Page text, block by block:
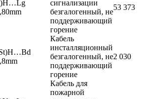
сигнализации
безгалогенный, не
поддерживающий
горение
53 373
Кабель
инсталляционный
безгалогенный, не
поддерживающий
горение
2 030
Кабель для
пожарной